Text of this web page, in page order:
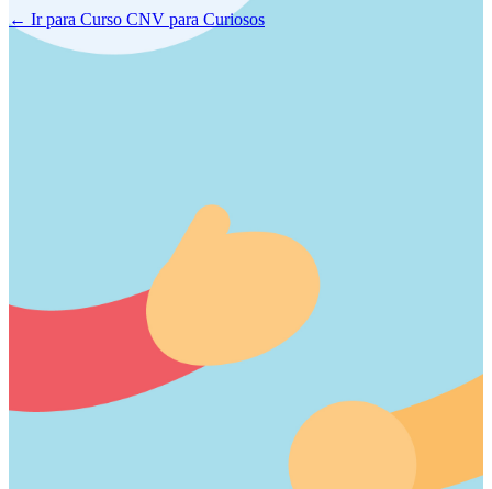
← Ir para Curso CNV para Curiosos